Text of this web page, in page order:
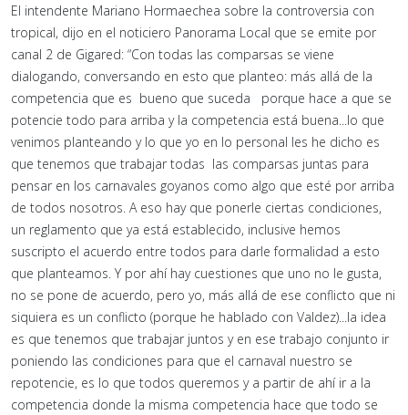
El intendente Mariano Hormaechea sobre la controversia con
tropical, dijo en el noticiero Panorama Local que se emite por
canal 2 de Gigared: “Con todas las comparsas se viene
dialogando, conversando en esto que planteo: más allá de la
competencia que es bueno que suceda porque hace a que se
potencie todo para arriba y la competencia está buena...lo que
venimos planteando y lo que yo en lo personal les he dicho es
que tenemos que trabajar todas las comparsas juntas para
pensar en los carnavales goyanos como algo que esté por arriba
de todos nosotros. A eso hay que ponerle ciertas condiciones,
un reglamento que ya está establecido, inclusive hemos
suscripto el acuerdo entre todos para darle formalidad a esto
que planteamos. Y por ahí hay cuestiones que uno no le gusta,
no se pone de acuerdo, pero yo, más allá de ese conflicto que ni
siquiera es un conflicto (porque he hablado con Valdez)...la idea
es que tenemos que trabajar juntos y en ese trabajo conjunto ir
poniendo las condiciones para que el carnaval nuestro se
repotencie, es lo que todos queremos y a partir de ahí ir a la
competencia donde la misma competencia hace que todo se